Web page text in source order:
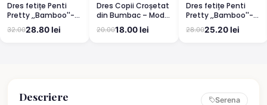
Dres fetițe Penti
Pretty ,,Bamboo''-
mat, opac, culoare
alb
32.0028.80 lei
Dres Copii Croșetat
din Bumbac – Model
Elegant și
Confortabil
20.0018.00 lei
Dres fetițe Penti
Pretty ,,Bamboo''-
mat, opac, culoare
vanilie
28.0025.20 lei
Descriere Serena